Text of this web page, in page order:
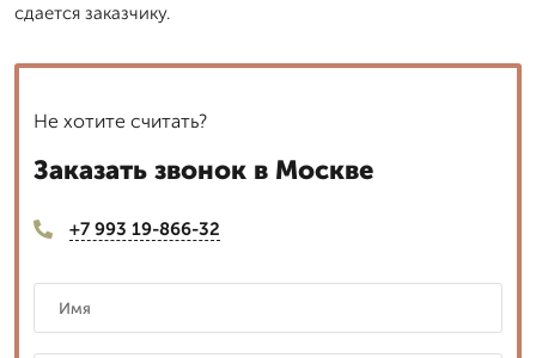
сдается заказчику.
Не хотите считать?
Заказать звонок в Москве
+7 993 19-866-32